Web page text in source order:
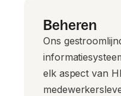
Beheren
Ons
elk aspect van